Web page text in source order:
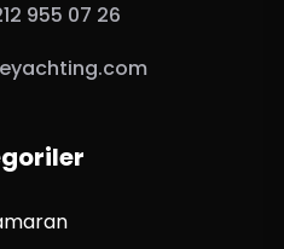
955 07 26